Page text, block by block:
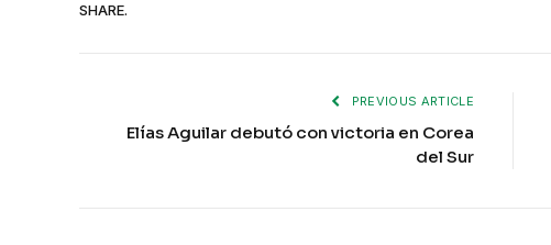
SHARE.
PREVIOUS ARTICLE
Elías Aguilar debutó con victoria en Corea
del Sur